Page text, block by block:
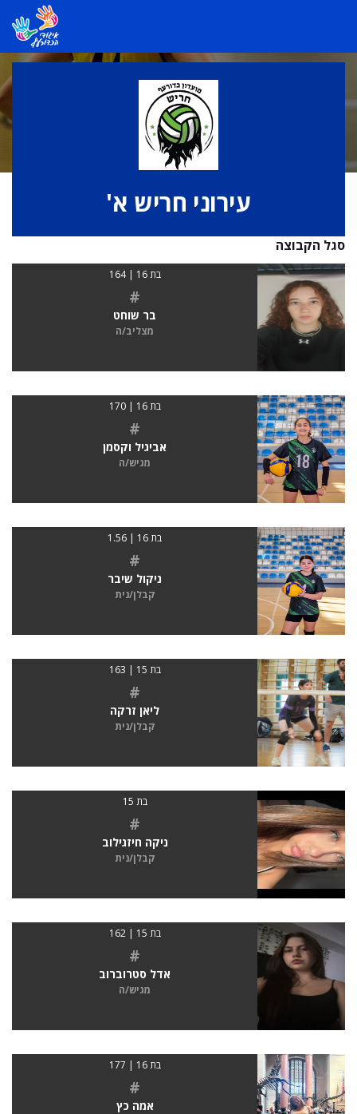
עירוני חריש א'
סגל הקבוצה
בת 16 | 164
#
בר שוחט
מצליב/ה
בת 16 | 170
#
אביגיל וקסמן
מגיש/ה
בת 16 | 1.56
#
ניקול שיבר
קבלן/נית
בת 15 | 163
#
ליאן זרקה
קבלן/נית
בת 15
#
ניקה חיזגילוב
קבלן/נית
בת 15 | 162
#
אדל סטרוברוב
מגיש/ה
בת 16 | 177
#
אמה כץ